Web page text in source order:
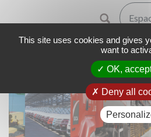
Carrières Offres
This site uses cookies and gives
want to
OK, accept
Deny all